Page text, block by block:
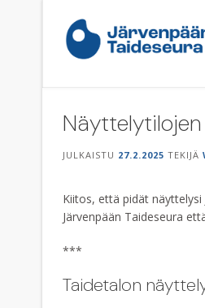
JULKAISTU 27.2.2025 TEKIJÄ
Kiitos, että pidät
Järvenpään Taideseura
***
Taidetalon